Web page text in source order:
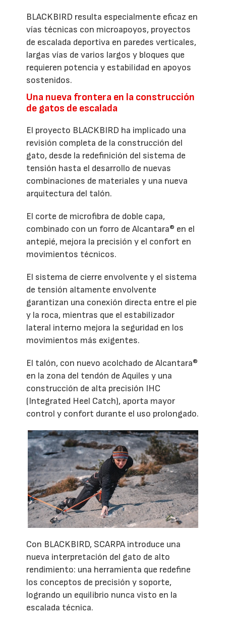
BLACKBIRD resulta especialmente eficaz en
vías técnicas con microapoyos, proyectos
de escalada deportiva en paredes verticales,
largas vías de varios largos y bloques que
requieren potencia y estabilidad en apoyos
sostenidos.
Una nueva frontera en la construcción
de gatos de escalada
El proyecto BLACKBIRD ha implicado una
revisión completa de la construcción del
gato, desde la redefinición del sistema de
tensión hasta el desarrollo de nuevas
combinaciones de materiales y una nueva
arquitectura del talón.
El corte de microfibra de doble capa,
combinado con un forro de Alcantara® en el
antepié, mejora la precisión y el confort en
movimientos técnicos.
El sistema de cierre envolvente y el sistema
de tensión altamente envolvente
garantizan una conexión directa entre el pie
y la roca, mientras que el estabilizador
lateral interno mejora la seguridad en los
movimientos más exigentes.
El talón, con nuevo acolchado de Alcantara®
en la zona del tendón de Aquiles y una
construcción de alta precisión IHC
(Integrated Heel Catch), aporta mayor
control y confort durante el uso prolongado.
Con BLACKBIRD, SCARPA introduce una
nueva interpretación del gato de alto
rendimiento: una herramienta que redefine
los conceptos de precisión y soporte,
logrando un equilibrio nunca visto en la
escalada técnica.